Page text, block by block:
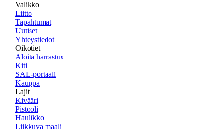
Valikko
Liitto
Tapahtumat
Uutiset
Yhteystiedot
Oikotiet
Aloita harrastus
Kiti
SAL-portaali
Kauppa
Lajit
Kivääri
Pistooli
Haulikko
Liikkuva maali